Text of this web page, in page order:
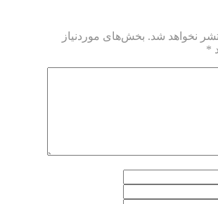
نخواهد شد. بخش‌های موردنیاز
*